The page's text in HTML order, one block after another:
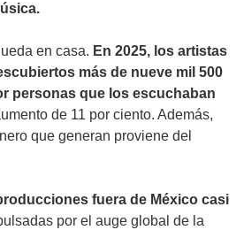
en casa. En 2025, los artistas
más de nueve mil 500
personas que los escuchaban
de 11 por ciento. Además,
que generan proviene del
fuera de México casi
por el auge global de la